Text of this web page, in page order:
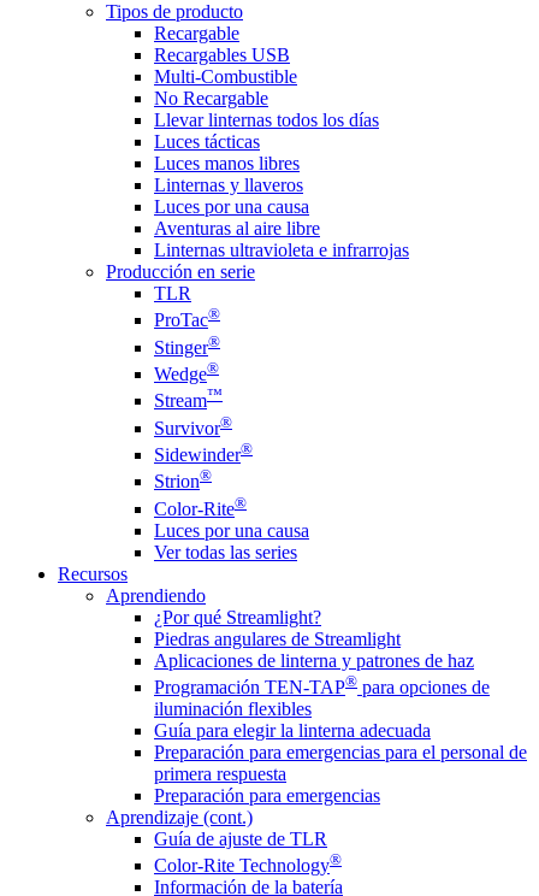
Tipos de producto
Recargable
Recargables USB
Multi-Combustible
No Recargable
Llevar linternas todos los días
Luces tácticas
Luces manos libres
Linternas y llaveros
Luces por una causa
Aventuras al aire libre
Linternas ultravioleta e infrarrojas
Producción en serie
TLR
ProTac®
Stinger®
Wedge®
Stream™
Survivor®
Sidewinder®
Strion®
Color-Rite®
Luces por una causa
Ver todas las series
Recursos
Aprendiendo
¿Por qué Streamlight?
Piedras angulares de Streamlight
Aplicaciones de linterna y patrones de haz
Programación TEN-TAP® para opciones de
iluminación flexibles
Guía para elegir la linterna adecuada
Preparación para emergencias para el personal de
primera respuesta
Preparación para emergencias
Aprendizaje (cont.)
Guía de ajuste de TLR
Color-Rite Technology®
Información de la batería